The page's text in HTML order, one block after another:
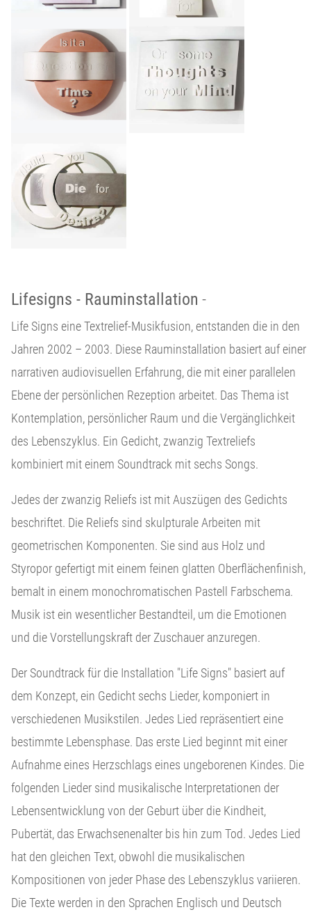
Lifesigns - Rauminstallation -
Life Signs eine Textrelief-Musikfusion, entstanden die in den
Jahren 2002 – 2003. Diese Rauminstallation basiert auf einer
narrativen audiovisuellen Erfahrung, die mit einer parallelen
Ebene der persönlichen Rezeption arbeitet. Das Thema ist
Kontemplation, persönlicher Raum und die Vergänglichkeit
des Lebenszyklus. Ein Gedicht, zwanzig Textreliefs
kombiniert mit einem Soundtrack mit sechs Songs.
Jedes der zwanzig Reliefs ist mit Auszügen des Gedichts
beschriftet. Die Reliefs sind skulpturale Arbeiten mit
geometrischen Komponenten. Sie sind aus Holz und
Styropor gefertigt mit einem feinen glatten Oberflächenfinish,
bemalt in einem monochromatischen Pastell Farbschema.
Musik ist ein wesentlicher Bestandteil, um die Emotionen
und die Vorstellungskraft der Zuschauer anzuregen.
Der Soundtrack für die Installation "Life Signs" basiert auf
dem Konzept, ein Gedicht sechs Lieder, komponiert in
verschiedenen Musikstilen. Jedes Lied repräsentiert eine
bestimmte Lebensphase. Das erste Lied beginnt mit einer
Aufnahme eines Herzschlags eines ungeborenen Kindes. Die
folgenden Lieder sind musikalische Interpretationen der
Lebensentwicklung von der Geburt über die Kindheit,
Pubertät, das Erwachsenenalter bis hin zum Tod. Jedes Lied
hat den gleichen Text, obwohl die musikalischen
Kompositionen von jeder Phase des Lebenszyklus variieren.
Die Texte werden in den Sprachen Englisch und Deutsch